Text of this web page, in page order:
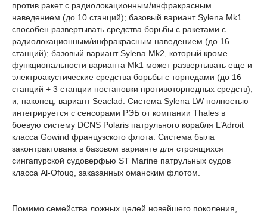
против ракет с радиолокационным/инфракрасным
наведением (до 10 станций); базовый вариант Sylena Mk1
способен развертывать средства борьбы с ракетами с
радиолокационным/инфракрасным наведением (до 16
станций); базовый вариант Sylena Mk2, который кроме
функциональности варианта Mk1 может развертывать еще и
электроакустические средства борьбы с торпедами (до 16
станций + 3 станции постановки противоторпедных средств),
и, наконец, вариант Seaclad. Система Sylena LW полностью
интегрируется с сенсорами РЭБ от компании Thales в
боевую систему DCNS Polaris патрульного корабля L’Adroit
класса Gowind французского флота. Система была
законтрактована в базовом варианте для строящихся
сингапурской судоверфью ST Marine патрульных судов
класса Al-Ofouq, заказанных оманским флотом.
Помимо семейства ложных целей новейшего поколения,